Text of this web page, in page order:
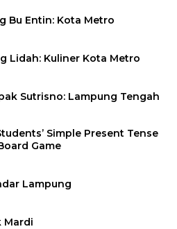
Bu Entin: Kota Metro
Lidah: Kuliner Kota Metro
Sutrisno: Lampung Tengah
Simple Present Tense
Game
Lampung
Mardi